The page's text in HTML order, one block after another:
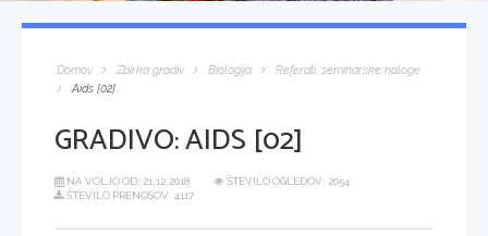
Domov Zbirka gradiv Biologija
Referati, seminarske naloge
Aids [02]
GRADIVO:AIDS [02]
NA VOLJO OD: 21.12.2018
ŠTEVILO OGLEDOV: 2054
ŠTEVILO PRENOSOV: 4117